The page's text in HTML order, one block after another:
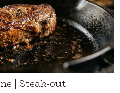
| Steak-out